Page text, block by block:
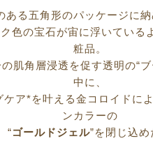
ある五角形のパッケージに納
色の宝石が宙に浮いている
粧品。
肌角層浸透を促す透明の“
中に、
ケア*を叶える金コロイドに
ンカラーの
“ゴールドジェル”を閉じ込め